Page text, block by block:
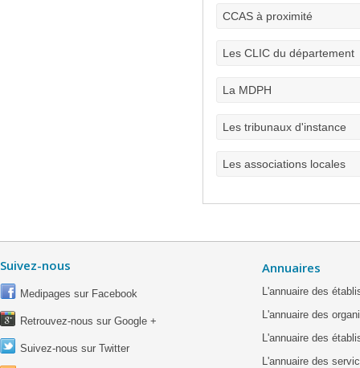
CCAS à proximité
Les CLIC du département
La MDPH
Les tribunaux d'instance
Les associations locales
Suivez-nous
Medipages sur Facebook
Retrouvez-nous sur Google +
Suivez-nous sur Twitter
Annuaires
L'annuaire des
L'annuaire des
L'annuaire des
L'annuaire des